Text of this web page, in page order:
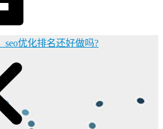
优化排名还好做吗?